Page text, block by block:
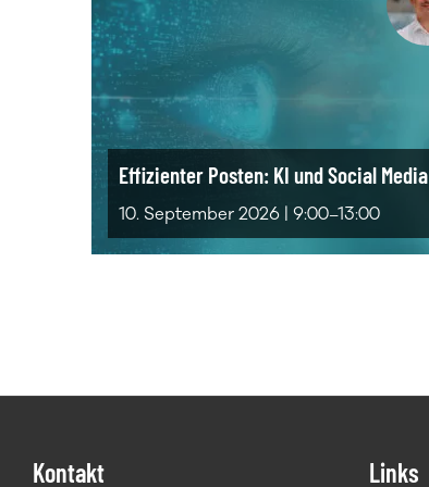
Effizienter Posten: KI und Social Media
10. September 2026 | 9:00–13:00
Kontakt Links